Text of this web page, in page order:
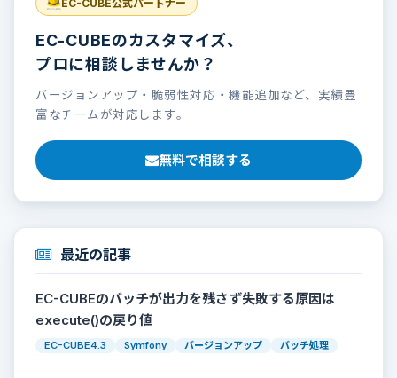
EC-CUBE公式パートナー
EC-CUBEのカスタマイズ、
プロに相談しませんか？
バージョンアップ・脆弱性対応・機能追加など、実績豊
富なチームが対応します。
無料で相談する
最近の記事
EC-CUBEのバッチが出力を残さず失敗する原因は
execute()の戻り値
EC-CUBE4.3 Symfony バージョンアップ バッチ処理